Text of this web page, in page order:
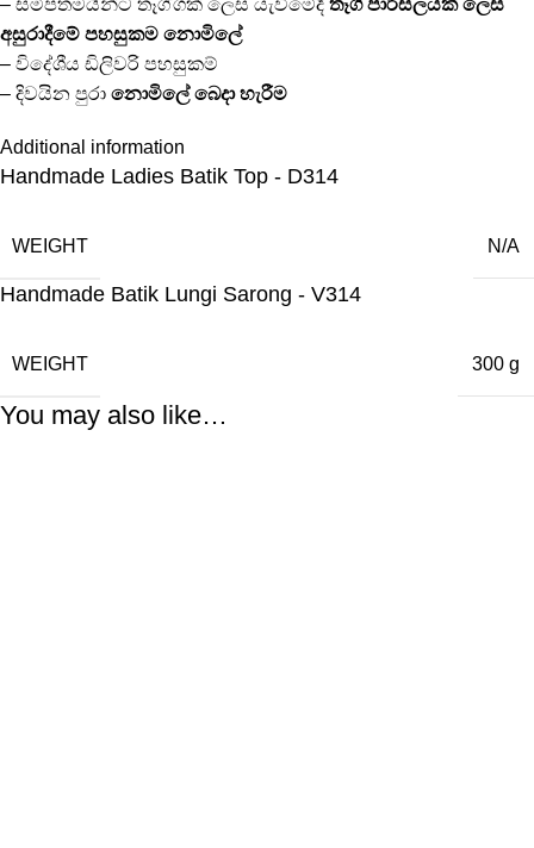
අසුරාදීමේ පහසුකම නොමිලේ
– විදේශීය ඩිලිවරි පහසුකම්
– දිවයින පුරා නොමිලේ බෙදා හැරීම
Additional information
Handmade Ladies Batik Top - D314
WEIGHT N/A
Handmade Batik Lungi Sarong - V314
WEIGHT 300 g
You may also like…